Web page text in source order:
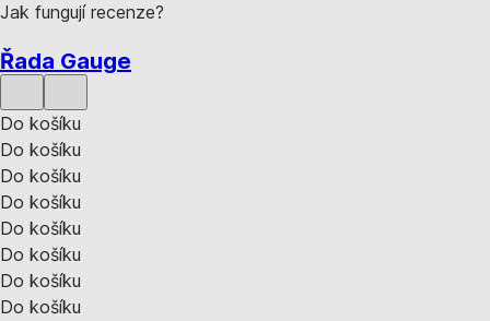
Jak fungují recenze?
Řada Gauge
Do košíku
Do košíku
Do košíku
Do košíku
Do košíku
Do košíku
Do košíku
Do košíku